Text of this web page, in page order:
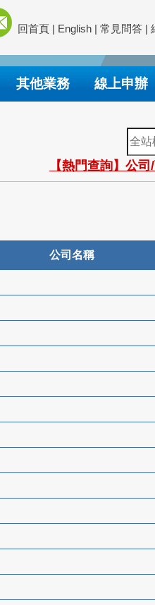
回首頁 | English | 常見問答 |
其他業務 線上申辦
全
站
檢
索
【熱門查詢】公
公司名稱